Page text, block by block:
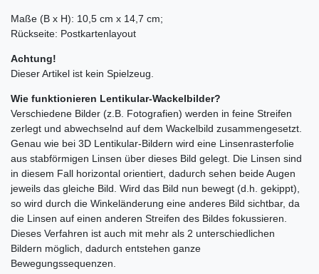
Maße (B x H): 10,5 cm x 14,7 cm;
Rückseite: Postkartenlayout
Achtung!
Dieser Artikel ist kein Spielzeug.
Wie funktionieren Lentikular-Wackelbilder?
Verschiedene Bilder (z.B. Fotografien) werden in feine Streifen
zerlegt und abwechselnd auf dem Wackelbild zusammengesetzt.
Genau wie bei 3D Lentikular-Bildern wird eine Linsenrasterfolie
aus stabförmigen Linsen über dieses Bild gelegt. Die Linsen sind
in diesem Fall horizontal orientiert, dadurch sehen beide Augen
jeweils das gleiche Bild. Wird das Bild nun bewegt (d.h. gekippt),
so wird durch die Winkeländerung eine anderes Bild sichtbar, da
die Linsen auf einen anderen Streifen des Bildes fokussieren.
Dieses Verfahren ist auch mit mehr als 2 unterschiedlichen
Bildern möglich, dadurch entstehen ganze
Bewegungssequenzen.